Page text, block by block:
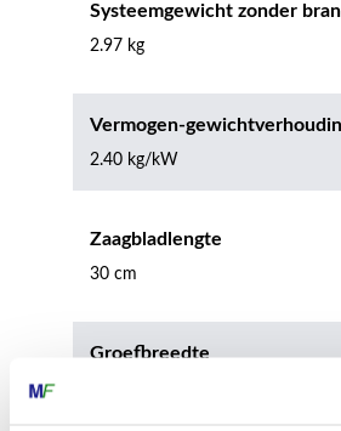
Systeemgewicht zonder
2.97 kg
Vermogen-
2.40 kg/kW
Zaagbladlengte
30 cm
Groefbreedte